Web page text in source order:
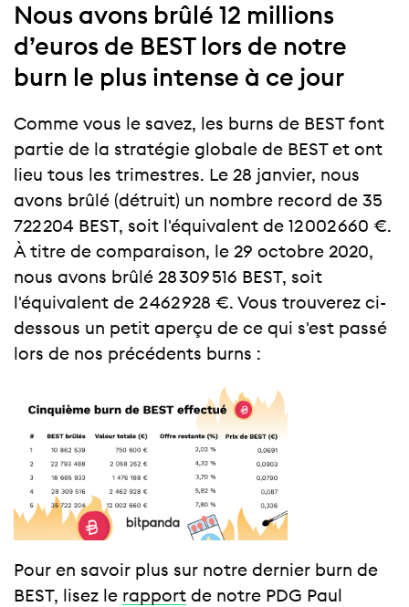
Nous avons brûlé 12 millions
d’euros de BEST lors de notre
burn le plus intense à ce jour
Comme vous le savez, les burns de BEST font
partie de la stratégie globale de BEST et ont
lieu tous les trimestres. Le 28 janvier, nous
avons brûlé (détruit) un nombre record de 35
722 204 BEST, soit l'équivalent de 12 002 660 €.
À titre de comparaison, le 29 octobre 2020,
nous avons brûlé 28 309 516 BEST, soit
l'équivalent de 2 462 928 €. Vous trouverez ci-
dessous un petit aperçu de ce qui s'est passé
lors de nos précédents burns :
Pour en savoir plus sur notre dernier burn de
BEST, lisez le rapport de notre PDG Paul